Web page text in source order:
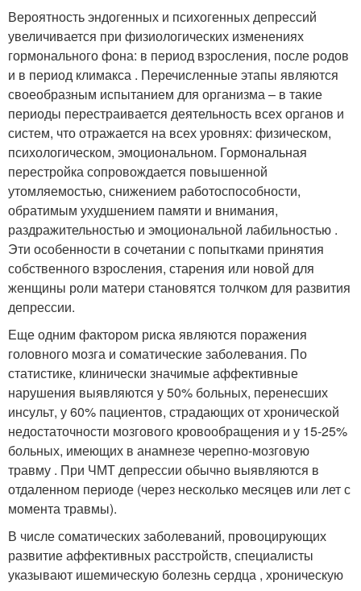
Вероятность эндогенных и психогенных депрессий
увеличивается при физиологических изменениях
гормонального фона: в период взросления, после родов
и в период климакса . Перечисленные этапы являются
своеобразным испытанием для организма – в такие
периоды перестраивается деятельность всех органов и
систем, что отражается на всех уровнях: физическом,
психологическом, эмоциональном. Гормональная
перестройка сопровождается повышенной
утомляемостью, снижением работоспособности,
обратимым ухудшением памяти и внимания,
раздражительностью и эмоциональной лабильностью .
Эти особенности в сочетании с попытками принятия
собственного взросления, старения или новой для
женщины роли матери становятся толчком для развития
депрессии.
Еще одним фактором риска являются поражения
головного мозга и соматические заболевания. По
статистике, клинически значимые аффективные
нарушения выявляются у 50% больных, перенесших
инсульт, у 60% пациентов, страдающих от хронической
недостаточности мозгового кровообращения и у 15-25%
больных, имеющих в анамнезе черепно-мозговую
травму . При ЧМТ депрессии обычно выявляются в
отдаленном периоде (через несколько месяцев или лет с
момента травмы).
В числе соматических заболеваний, провоцирующих
развитие аффективных расстройств, специалисты
указывают ишемическую болезнь сердца , хроническую